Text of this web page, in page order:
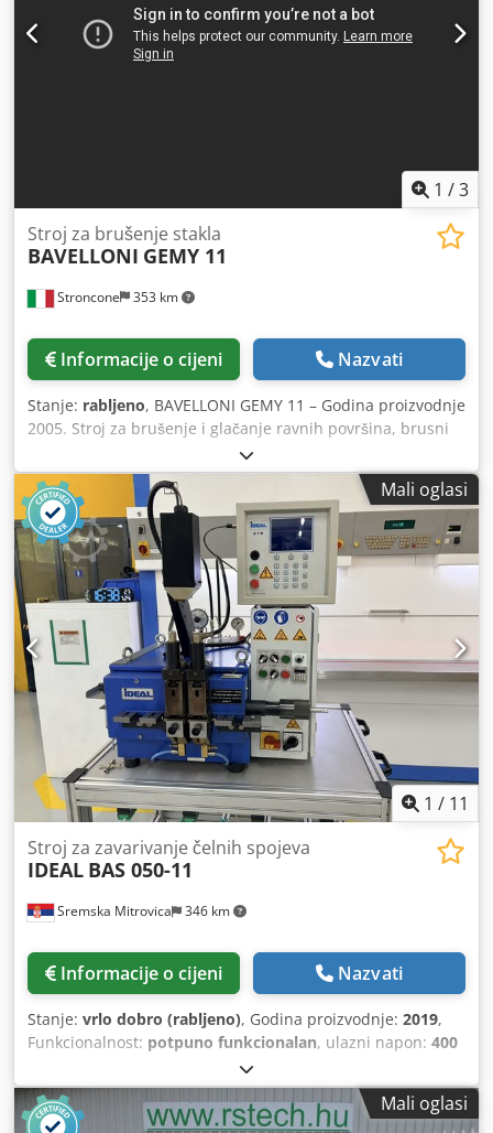
1 /3
Stroncone 353 km
Stroj za brušenje stakla
BAVELLONI GEMY 11
Informacije o cijeni Nazvati
Stanje: rabljeno, BAVELLONI GEMY 11 – Godina proizvodnje
2005. Stroj za brušenje i glačanje ravnih površina, brusni
disk 11. Stroj za obradu rubova ravnom linijom, za 11
kotača. Minimalne dimenzije obratka: 35 x 35 mm.
Debljina: od 3 do 40 mm. Chodpfx Afszq Afzj Rsa Snaga: 22
kW. Brzina: od 0,5 do 5 m/min. Ukupna duljina obradene
površine: 459.788 metara.
Mali oglasi
1 / 11
Sremska Mitrovica 346 km
Stroj za zavarivanje čelnih spojeva
IDEAL BAS 050-11
Informacije o cijeni Nazvati
Stanje: vrlo dobro (rabljeno), Godina proizvodnje: 2019,
Funkcionalnost: potpuno funkcionalan, ulazni napon: 400
10 kVA
A, snaga zavarivanja (maks.):5 kVA, nazivna snaga pri 50%
radnom ciklusu:5 kVA, ukupna masa: 200 kg
, masa
Mali oglasi